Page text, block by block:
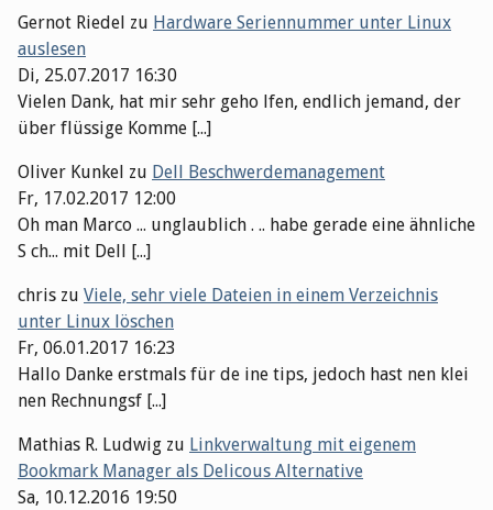
Gernot Riedel zu Hardware Seriennummer unter Linux
auslesen
Di, 25.07.2017 16:30
Vielen Dank, hat mir sehr geho lfen, endlich jemand, der
über flüssige Komme [...]
Oliver Kunkel zu Dell Beschwerdemanagement
Fr, 17.02.2017 12:00
Oh man Marco ... unglaublich . .. habe gerade eine ähnliche
S ch... mit Dell [...]
chris zu Viele, sehr viele Dateien in einem Verzeichnis
unter Linux löschen
Fr, 06.01.2017 16:23
Hallo Danke erstmals für de ine tips, jedoch hast nen klei
nen Rechnungsf [...]
Mathias R. Ludwig zu Linkverwaltung mit eigenem
Bookmark Manager als Delicous Alternative
Sa, 10.12.2016 19:50